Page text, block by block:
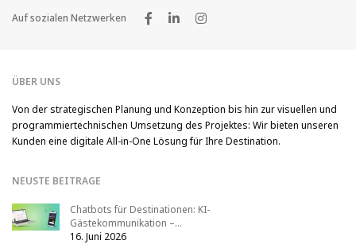
Auf sozialen Netzwerken
ÜBER UNS
Von der strategischen Planung und Konzeption bis hin zur visuellen und
programmiertechnischen Umsetzung des Projektes: Wir bieten unseren
Kunden eine digitale All-in-One Lösung für Ihre Destination.
NEUSTE BEITRAGE
Chatbots für Destinationen: KI-
Gästekommunikation –…
16. Juni 2026